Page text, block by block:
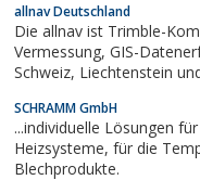
accuracy. The modern
TELEMESS GmbH offers
areas of...
allnav Deutschland
Die allnav ist Trimble-
Vermessung, GIS-Datenerfassung und 3D-Laserscanning für die
Schweiz, Liechtenstein und Baden-Württemberg. Ein erfahrenes
Beratung, Support und Service für Vermessungsgeräte und
weitere Lösungen von
SCHRAMM GmbH
...individuelle Lösungen für
Heizsysteme, für die Temperaturmesstechnik sowie für
Blechprodukte.